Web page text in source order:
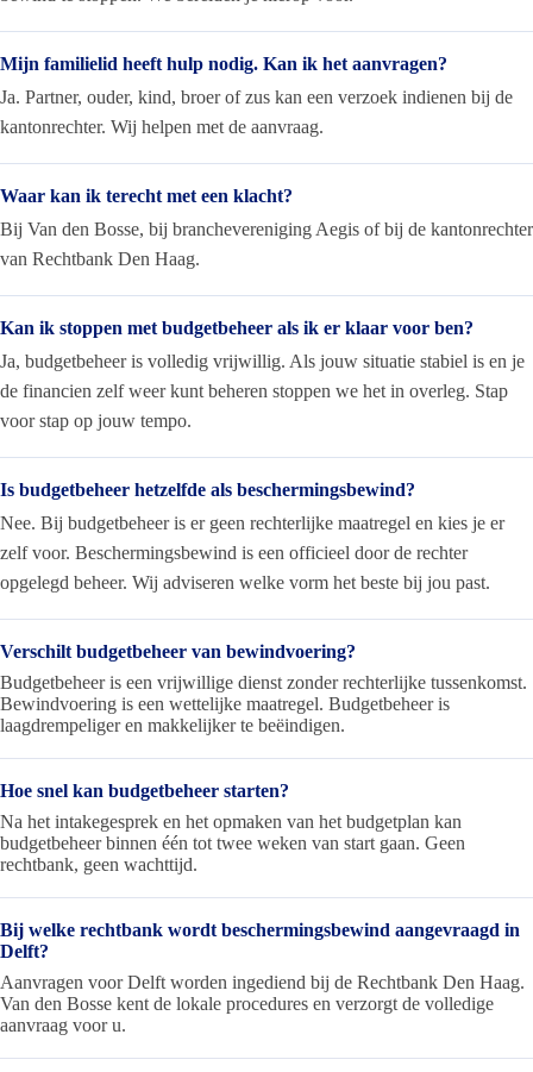
Mijn familielid heeft hulp nodig. Kan ik het aanvragen?
Ja. Partner, ouder, kind, broer of zus kan een verzoek indienen bij de
kantonrechter. Wij helpen met de aanvraag.
Waar kan ik terecht met een klacht?
Bij Van den Bosse, bij branchevereniging Aegis of bij de kantonrechter
van Rechtbank Den Haag.
Kan ik stoppen met budgetbeheer als ik er klaar voor ben?
Ja, budgetbeheer is volledig vrijwillig. Als jouw situatie stabiel is en je
de financien zelf weer kunt beheren stoppen we het in overleg. Stap
voor stap op jouw tempo.
Is budgetbeheer hetzelfde als beschermingsbewind?
Nee. Bij budgetbeheer is er geen rechterlijke maatregel en kies je er
zelf voor. Beschermingsbewind is een officieel door de rechter
opgelegd beheer. Wij adviseren welke vorm het beste bij jou past.
Verschilt budgetbeheer van bewindvoering?
Budgetbeheer is een vrijwillige dienst zonder rechterlijke tussenkomst.
Bewindvoering is een wettelijke maatregel. Budgetbeheer is
laagdrempeliger en makkelijker te beëindigen.
Hoe snel kan budgetbeheer starten?
Na het intakegesprek en het opmaken van het budgetplan kan
budgetbeheer binnen één tot twee weken van start gaan. Geen
rechtbank, geen wachttijd.
Bij welke rechtbank wordt beschermingsbewind aangevraagd in
Delft?
Aanvragen voor Delft worden ingediend bij de Rechtbank Den Haag.
Van den Bosse kent de lokale procedures en verzorgt de volledige
aanvraag voor u.